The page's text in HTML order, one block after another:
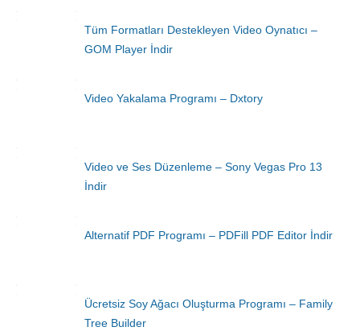
Tüm Formatları Destekleyen Video Oynatıcı –
GOM Player İndir
Video Yakalama Programı – Dxtory
Video ve Ses Düzenleme – Sony Vegas Pro 13
İndir
Alternatif PDF Programı – PDFill PDF Editor İndir
Ücretsiz Soy Ağacı Oluşturma Programı – Family
Tree Builder